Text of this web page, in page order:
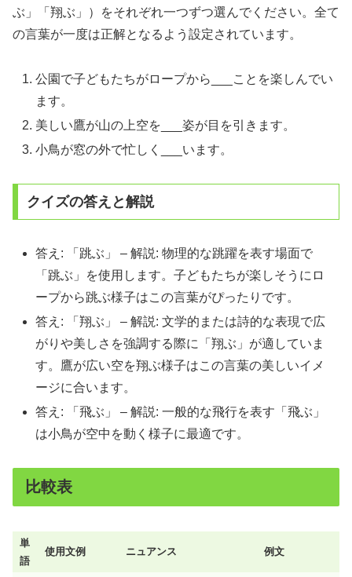
ぶ」「翔ぶ」）をそれぞれ一つずつ選んでください。全て
の言葉が一度は正解となるよう設定されています。
公園で子どもたちがロープから___ことを楽しんでい
ます。
美しい鷹が山の上空を___姿が目を引きます。
小鳥が窓の外で忙しく___います。
クイズの答えと解説
答え: 「跳ぶ」 – 解説: 物理的な跳躍を表す場面で
「跳ぶ」を使用します。子どもたちが楽しそうにロ
ープから跳ぶ様子はこの言葉がぴったりです。
答え: 「翔ぶ」 – 解説: 文学的または詩的な表現で広
がりや美しさを強調する際に「翔ぶ」が適していま
す。鷹が広い空を翔ぶ様子はこの言葉の美しいイメ
ージに合います。
答え: 「飛ぶ」 – 解説: 一般的な飛行を表す「飛ぶ」
は小鳥が空中を動く様子に最適です。
比較表
単
語
使用文例 ニュアンス 例文